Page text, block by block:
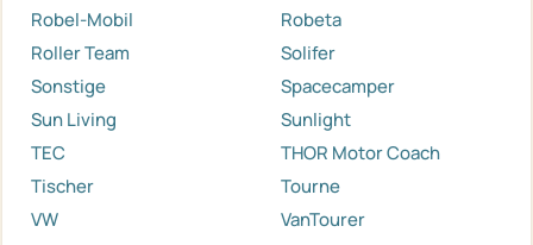
Robel-Mobil
Robeta
Roller Team
Solifer
Sonstige
Spacecamper
Sun Living
Sunlight
TEC
THOR Motor Coach
Tischer
Tourne
VW
VanTourer